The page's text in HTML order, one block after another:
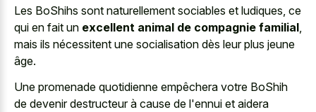
Les BoShihs sont naturellement sociables et ludiques, ce
qui en fait un excellent animal de compagnie familial,
mais ils nécessitent une socialisation dès leur plus jeune
âge.
Une promenade quotidienne empêchera votre BoShih
de devenir destructeur à cause de l'ennui et aidera